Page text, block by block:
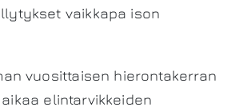
vaikkapa ison
vuosittaisen hierontakerran
elintarvikkeiden